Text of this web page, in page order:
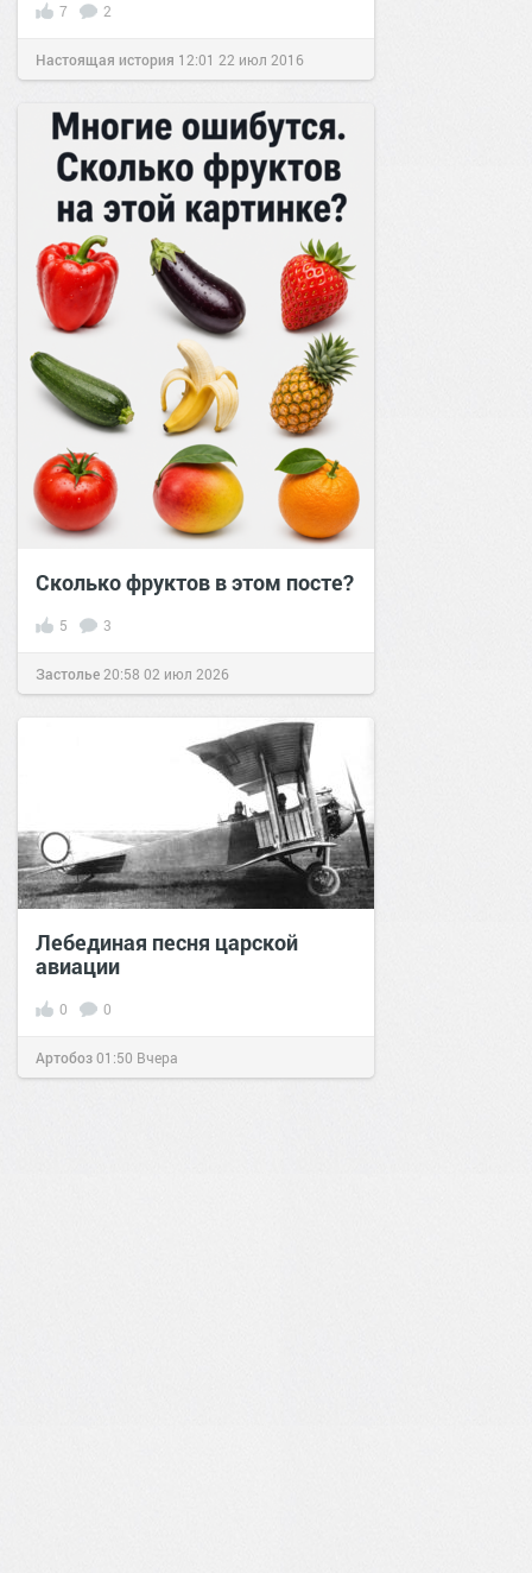
7 2
Настоящая история 12:01 22 июл 2016
Сколько фруктов в этом посте?
5 3
Застолье 20:58 02 июл 2026
Лебединая песня царской
авиации
0 0
Артобоз01:50 Вчера